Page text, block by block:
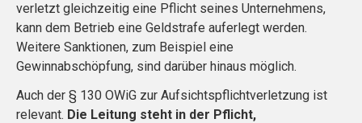
verletzt gleichzeitig eine Pflicht seines Unternehmens,
kann dem Betrieb eine Geldstrafe auferlegt werden.
Weitere Sanktionen, zum Beispiel eine
Gewinnabschöpfung, sind darüber hinaus möglich.
Auch der § 130 OWiG zur Aufsichtspflichtverletzung ist
relevant. Die Leitung steht in der Pflicht,